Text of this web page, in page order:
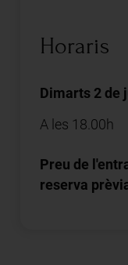
Horaris
Dimarts 2 de
A les 18.00h
Preu de
reserva